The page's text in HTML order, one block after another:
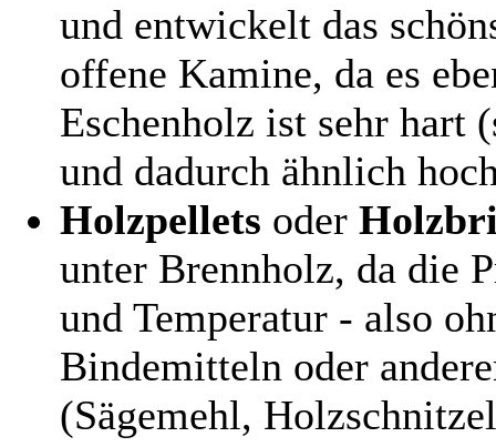
und entwickelt das
offene Kamine, da es
Eschenholz ist sehr hart
und dadurch ähnlich
Holzpellets oder
unter Brennholz, da die
und Temperatur - also
Bindemitteln oder
(Sägemehl,